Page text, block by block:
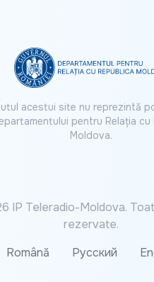
acestui site nu reprezintă
pentru Relația cu
Moldova.
IP Teleradio-Moldova.
rezervate.
Română
Русский